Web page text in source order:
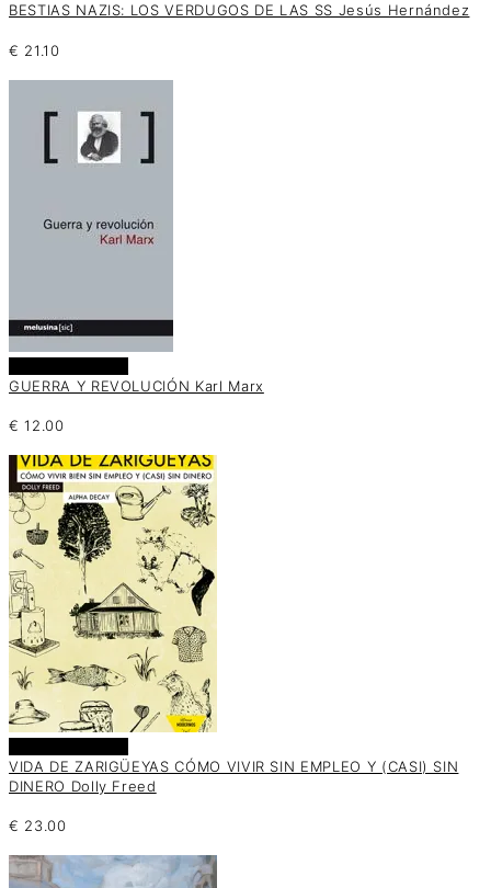
BESTIAS NAZIS: LOS VERDUGOS DE LAS SS Jesús Hernández
€ 21.10
GUERRA Y REVOLUCIÓN Karl Marx
€ 12.00
VIDA DE ZARIGÜEYAS CÓMO VIVIR SIN EMPLEO Y (CASI) SIN
DINERO Dolly Freed
€ 23.00